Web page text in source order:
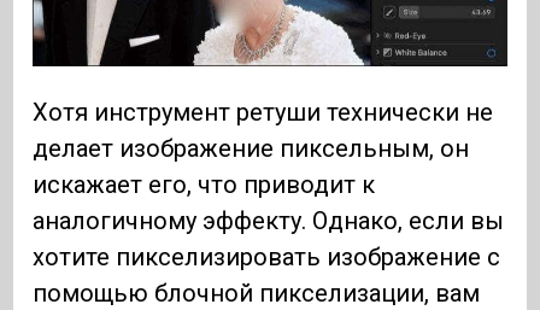
Хотя инструмент ретуши технически не
делает изображение пиксельным, он
искажает его, что приводит к
аналогичному эффекту. Однако, если вы
хотите пикселизировать изображение с
помощью блочной пикселизации, вам